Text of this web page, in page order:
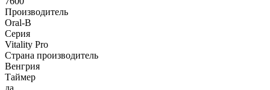
Производитель
Oral-B
Серия
Vitality Pro
Страна производитель
Венгрия
Таймер
да